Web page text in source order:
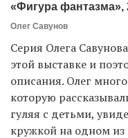
«Фигура фантазма»,
Олег Савунов
Серия Олега
этой выставке и
описания. Олег
которую
гуляя с детьми,
кружкой на одном из